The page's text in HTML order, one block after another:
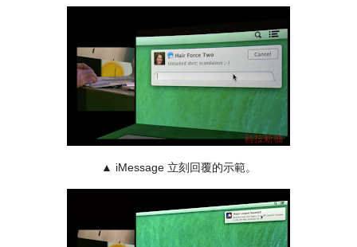
▲ iMessage 立刻回覆的示範。